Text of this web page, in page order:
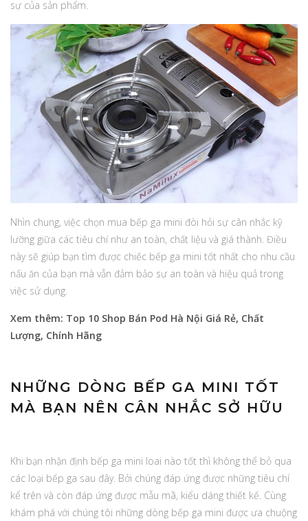
sự của sản phẩm.
Nhìn chung, việc chọn mua bếp ga mini đòi hỏi sự cân nhắc kỹ
lưỡng giữa các tiêu chí như an toàn, chất liệu và giá thành. Điều
này sẽ giúp bạn tìm được chiếc bếp ga mini tốt nhất cho nhu cầu
nấu ăn của bạn mà vẫn đảm bảo sự an toàn và hiệu quả trong
việc sử dụng.
Xem thêm: Top 10 Shop Bán Pod Hà Nội Giá Rẻ, Chất
Lượng, Chính Hãng
NHỮNG DÒNG BẾP GA MINI TỐT
MÀ BẠN NÊN CÂN NHẮC SỞ HỮU
Khi bạn nhận định bếp ga mini loai nào tốt thì không thể bỏ qua
các loại bếp ga sau đây. Bởi chúng đáp ứng được những tiêu chí
kể trên và còn đáp ứng được mẫu mã, kiểu dáng thiết kế. Cùng
khám phá với chúng tôi những dòng bếp ga mini được ưa chuộng